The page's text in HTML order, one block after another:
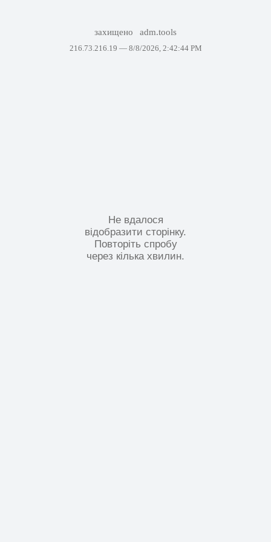
захищено adm.tools
216.73.216.19 — 8/8/2026, 2:42:44 PM
Не вдалося
відобразити сторінку.
Повторіть спробу
через кілька хвилин.